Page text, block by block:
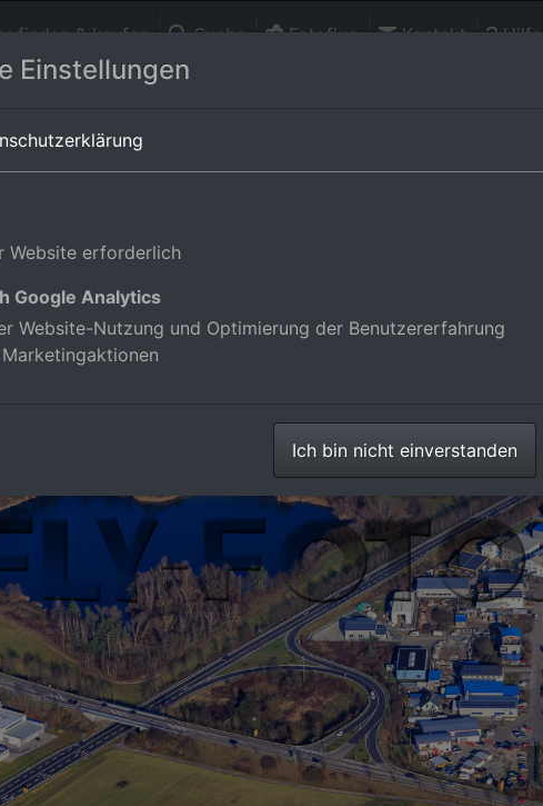
finden & kaufen Suche Fotoflug Kontakt Hilfe
Einstellungen
Website erforderlich
Google Analytics
Website-Nutzung und Optimierung der Benutzererfahrung
Ich bin nicht einverstanden